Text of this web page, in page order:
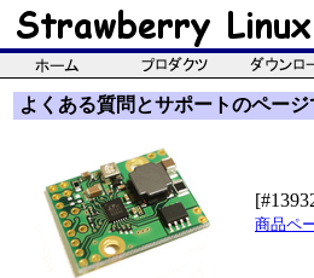
よくある質問とサポートのページ
商品ペ